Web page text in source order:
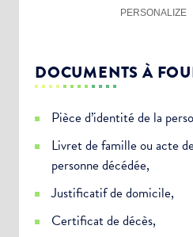
DOCUMENTS À
Pièce d’identité de la
Livret de famille ou acte
personne décédée,
Justificatif de domicile,
Certificat de décès,